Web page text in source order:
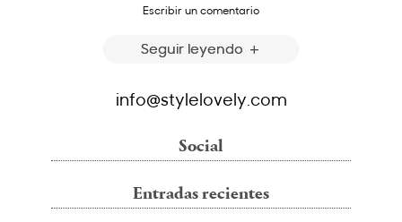
Escribir un comentario
Seguir leyendo
info@stylelovely.com
Social
Entradas recientes